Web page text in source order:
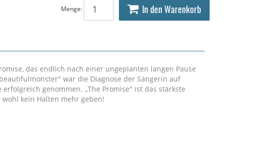
Menge: In den Warenkorb
das endlich nach einer ungeplanten langen Pause
war die Diagnose der Sängerin auf
genommen. ,,The Promise" ist das stärkste
kein Halten mehr geben!